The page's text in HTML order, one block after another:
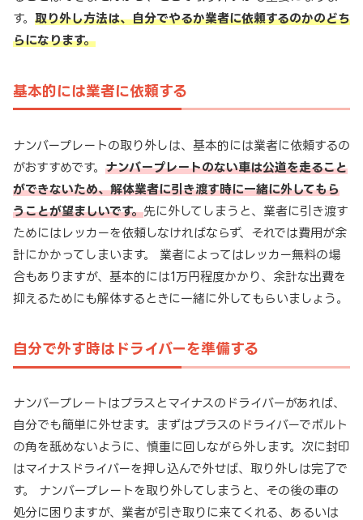
す。 取り外し方法は、自分でやるか業者に依頼するのかのどち
らになります。
基本的には業者に依頼する
ナンバープレートの取り外しは、基本的には業者に依頼するの
がおすすめです。 ナンバープレートのない車は公道を走ること
ができないため、解体業者に引き渡す時に一緒に外してもら
うことが望ましいです。先に外してしまうと、業者に引き渡す
ためにはレッカーを依頼しなければならず、それでは費用が余
計にかかってしまいます。 業者によってはレッカー無料の場
合もありますが、基本的には1万円程度かかり、余計な出費を
抑えるためにも解体するときに一緒に外してもらいましょう。
自分で外す時はドライバーを準備する
ナンバープレートはプラスとマイナスのドライバーがあれば、
自分でも簡単に外せます。まずはプラスのドライバーでボルト
の角を舐めないように、慎重に回しながら外します。次に封印
はマイナスドライバーを押し込んで外せば、取り外しは完了で
す。 ナンバープレートを取り外してしまうと、その後の車の
処分に困りますが、業者が引き取りに来てくれる、あるいは